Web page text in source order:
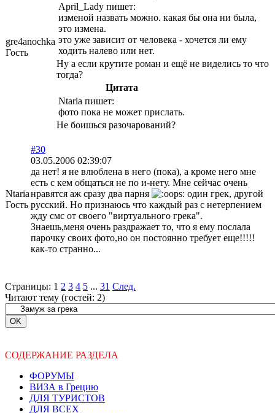
gre4anochka
Гость
April_Lady пишет:
изменой назвать можно. какая бы она ни была,
это измена.
это уже зависит от человека - хочется ли ему
ходить налево или нет.
Ну а если крутите роман и ещё не виделись то что
тогда?
Цитата
Ntaria пишет:
фото пока не может прислать.
Не боишься разочарований?
Ntaria
Гость
#30
03.05.2006 02:39:07
да нет! я не влюблена в него (пока), а кроме него мне
есть с кем общаться не по и-нету. Мне сейчас очень
нравятся аж сразу два парня
один грек, другой
русский. Но признаюсь что каждый раз с нетерпением
жду смс от своего "виртуального грека".
Знаешь,меня очень раздражает то, что я ему послала
парочку своих фото,но он постоянно требует еще!!!!!
как-то странно...
Страницы: 1 2 3 4 5 ... 31 След.
Читают тему (гостей: 2)
СОДЕРЖАНИЕ РАЗДЕЛА
ФОРУМЫ
ВИЗА в Грецию
ДЛЯ ТУРИСТОВ
ДЛЯ ВСЕХ